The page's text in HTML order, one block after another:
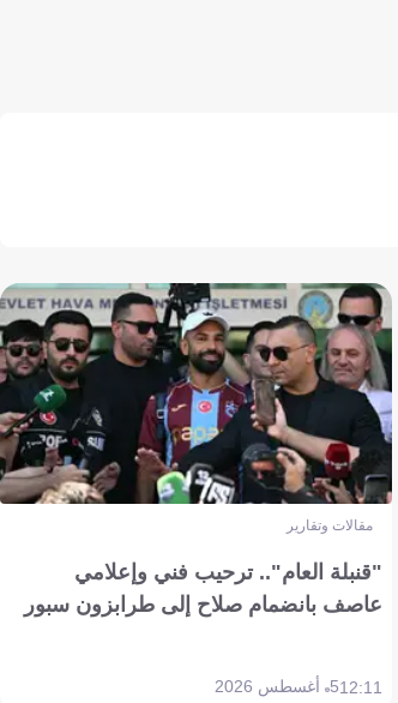
مقالات وتقارير
"قنبلة العام".. ترحيب فني وإعلامي
عاصف بانضمام صلاح إلى طرابزون سبور
12:115 أغسطس 2026